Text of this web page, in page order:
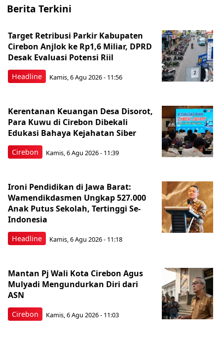
Berita Terkini
Headline
Target Retribusi Parkir Kabupaten
Cirebon Anjlok ke Rp1,6 Miliar, DPRD
Desak Evaluasi Potensi Riil
Kamis, 6 Agu 2026 - 11:56
Cirebon
Kerentanan Keuangan Desa Disorot,
Para Kuwu di Cirebon Dibekali
Edukasi Bahaya Kejahatan Siber
Kamis, 6 Agu 2026 - 11:39
Headline
Ironi Pendidikan di Jawa Barat:
Wamendikdasmen Ungkap 527.000
Anak Putus Sekolah, Tertinggi Se-
Indonesia
Kamis, 6 Agu 2026 - 11:18
Cirebon
Mantan Pj Wali Kota Cirebon Agus
Mulyadi Mengundurkan Diri dari
ASN
Kamis, 6 Agu 2026 - 11:03